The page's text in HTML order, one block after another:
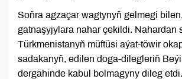
Soňra agzaçar wagtynyň gelmegi
gatnaşyjylara nahar çekildi. Nahardan
Türkmenistanyň müftüsi aýat-töwir
sadakanyň, edilen doga-dilegleriň
dergähinde kabul bolmagyny dileg etdi.